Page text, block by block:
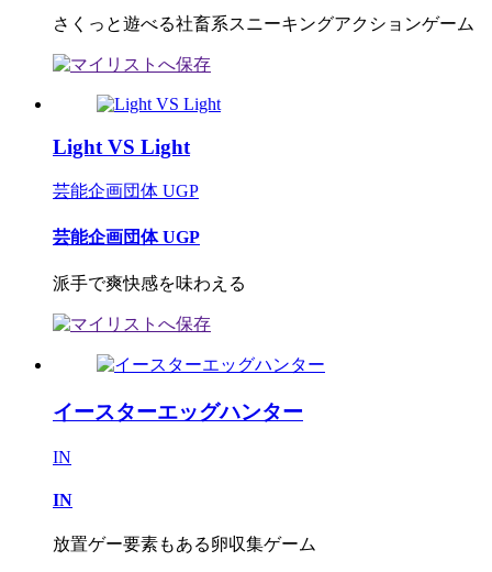
さくっと遊べる社畜系スニーキングアクションゲーム
Light VS Light
芸能企画団体 UGP
芸能企画団体 UGP
派手で爽快感を味わえる
イースターエッグハンター
IN
IN
放置ゲー要素もある卵収集ゲーム